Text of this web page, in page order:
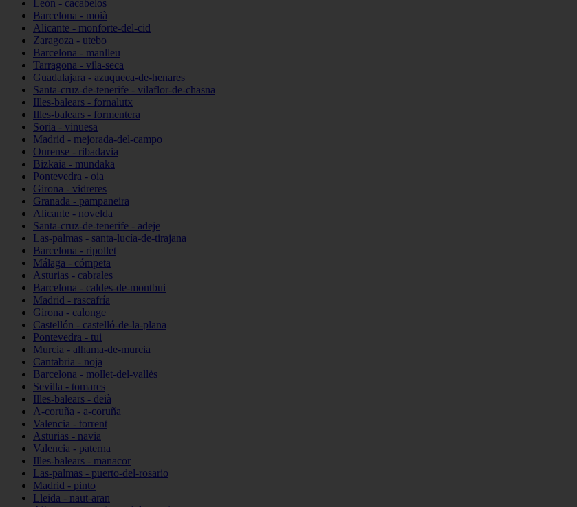
León - cacabelos
Barcelona - moià
Alicante - monforte-del-cid
Zaragoza - utebo
Barcelona - manlleu
Tarragona - vila-seca
Guadalajara - azuqueca-de-henares
Santa-cruz-de-tenerife - vilaflor-de-chasna
Illes-balears - fornalutx
Illes-balears - formentera
Soria - vinuesa
Madrid - mejorada-del-campo
Ourense - ribadavia
Bizkaia - mundaka
Pontevedra - oia
Girona - vidreres
Granada - pampaneira
Alicante - novelda
Santa-cruz-de-tenerife - adeje
Las-palmas - santa-lucía-de-tirajana
Barcelona - ripollet
Málaga - cómpeta
Asturias - cabrales
Barcelona - caldes-de-montbui
Madrid - rascafría
Girona - calonge
Castellón - castelló-de-la-plana
Pontevedra - tui
Murcia - alhama-de-murcia
Cantabria - noja
Barcelona - mollet-del-vallès
Sevilla - tomares
Illes-balears - deià
A-coruña - a-coruña
Valencia - torrent
Asturias - navia
Valencia - paterna
Illes-balears - manacor
Las-palmas - puerto-del-rosario
Madrid - pinto
Lleida - naut-aran